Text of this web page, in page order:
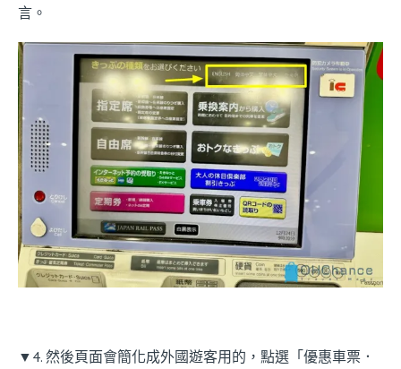
言。
▼4. 然後頁面會簡化成外國遊客用的，點選「優惠車票．